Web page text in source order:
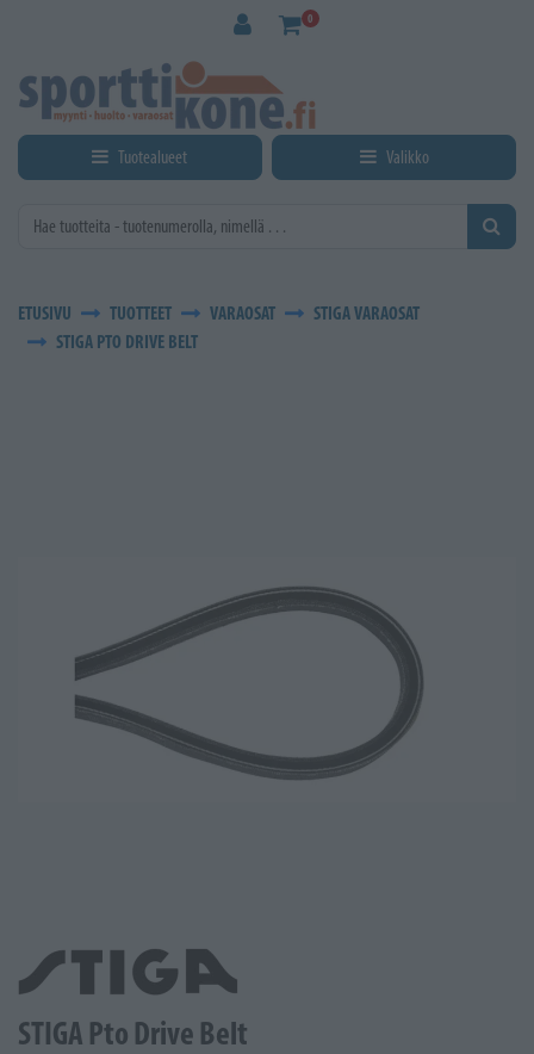
0
Tuotealueet Valikko
ETUSIVU TUOTTEET VARAOSAT
STIGA VARAOSAT
STIGA PTO DRIVE BELT
STIGA Pto Drive Belt